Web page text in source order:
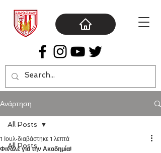
Ανάρτηση
All Posts
All Posts
Φινάλε για την Ακαδημία!
1 Ιουλ διαβάστηκε 1 λεπτά